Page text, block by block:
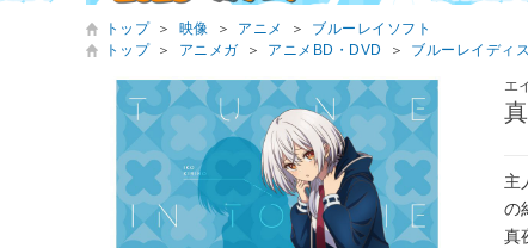
トップ ＞ 映像 ＞ アニメ ＞
ブルーレイソフト
トップ
＞ アニメガ ＞ アニメBD・DVD ＞ ブルーレイディ
エ
主
の
真